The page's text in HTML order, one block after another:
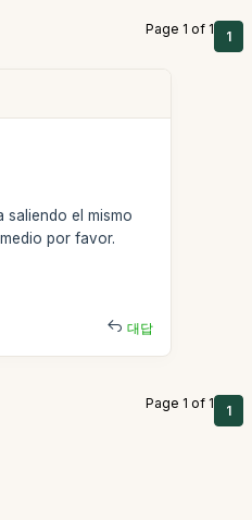
Page 1 of 1 1
el mismo
por favor.
대답
Page 1 of 1 1